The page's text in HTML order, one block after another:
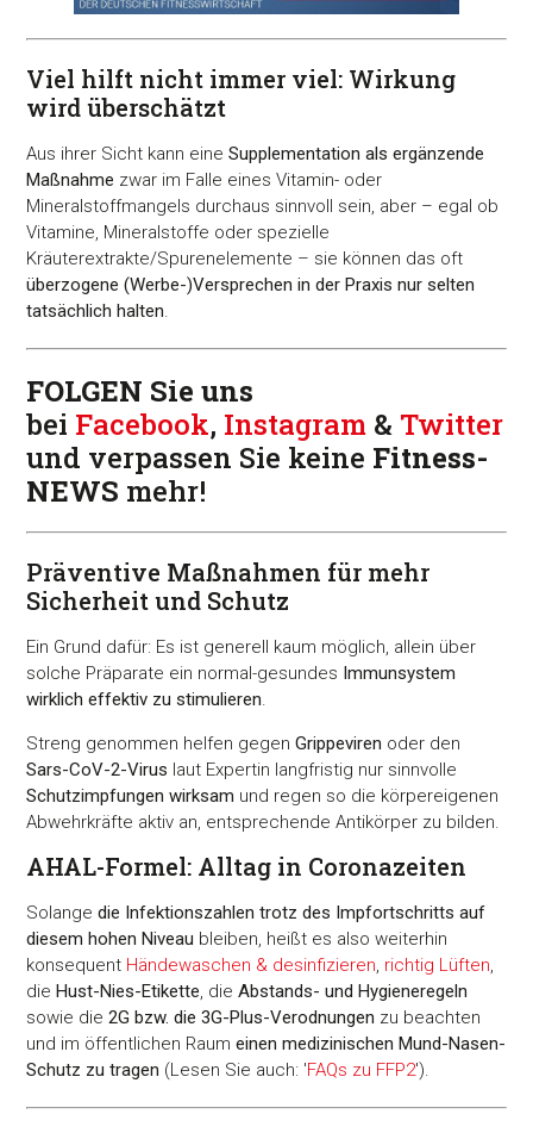
Viel hilft nicht immer viel: Wirkung
wird überschätzt
Aus ihrer Sicht kann eine Supplementation als ergänzende
Maßnahme zwar im Falle eines Vitamin- oder
Mineralstoffmangels durchaus sinnvoll sein, aber – egal ob
Vitamine, Mineralstoffe oder spezielle
Kräuterextrakte/Spurenelemente – sie können das oft
überzogene (Werbe-)Versprechen in der Praxis nur selten
tatsächlich halten.
FOLGEN Sie uns
bei Facebook, Instagram & Twitter
und verpassen Sie keine Fitness-
NEWS mehr!
Präventive Maßnahmen für mehr
Sicherheit und Schutz
Ein Grund dafür: Es ist generell kaum möglich, allein über
solche Präparate ein normal-gesundes Immunsystem
wirklich effektiv zu stimulieren.
Streng genommen helfen gegenGrippeviren oder den
Sars-CoV-2-Virus laut Expertin langfristig nur sinnvolle
Schutzimpfungen wirksam und regen so die körpereigenen
Abwehrkräfte aktiv an, entsprechende Antikörper zu bilden.
AHAL-Formel: Alltag in Coronazeiten
Solangedie Infektionszahlen trotz des Impfortschritts auf
diesem hohen Niveau bleiben, heißt es also weiterhin
konsequent Händewaschen & desinfizieren, richtig Lüften,
dieHust-Nies-Etikette, dieAbstands- und Hygieneregeln
sowie die2G bzw. die 3G-Plus-Verodnungen zu beachten
und im öffentlichen Raumeinen medizinischen Mund-Nasen-
Schutz zu tragen (Lesen Sie auch: 'FAQs zu FFP2').